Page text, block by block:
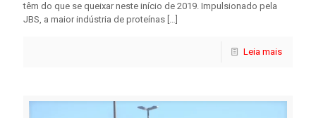
têm do que se queixar neste início de 2019. Impulsionado pela
JBS, a maior indústria de proteínas […]
Leia mais